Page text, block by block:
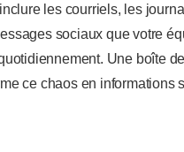
inclure les courriels, les
sociaux que votre
Une boîte
ce chaos en informations